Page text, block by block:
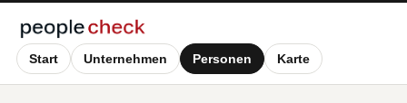
Start Unternehmen Personen Karte